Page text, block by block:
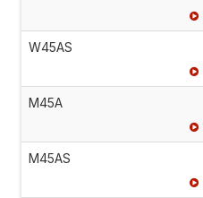
W45AS
M45A
M45AS